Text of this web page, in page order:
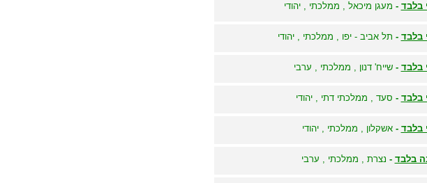
בלבד - מעגן מיכאל , ממלכתי , יהודי
בלבד - תל אביב - יפו , ממלכתי , יהודי
בלבד -שייח' דנון , ממלכתי , ערבי
בלבד - סעד , ממלכתי דתי , יהודי
בלבד -אשקלון , ממלכתי , יהודי
בלבד - נצרת , ממלכתי , ערבי